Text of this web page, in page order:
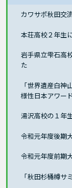
カワサポ秋田交
本荘高校２年生
岩手県立雫石高
た
「世界遺産白
様性日本アワー
湯沢高校の１年
令和元年度後期
令和元年度前期
「秋田杉桶樽サ